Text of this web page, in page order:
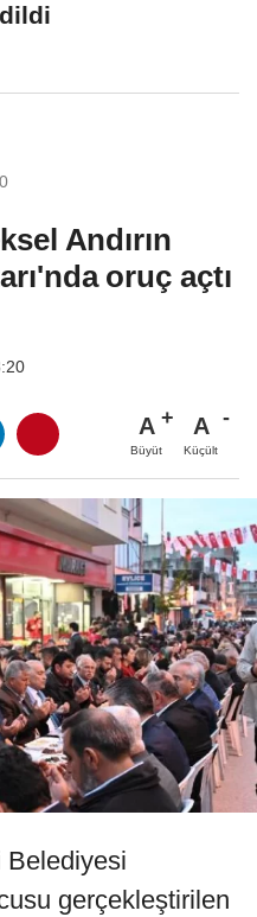
Andırın
oruç açtı
A
Büyüt
A
Küçült
gerçekleştirilen